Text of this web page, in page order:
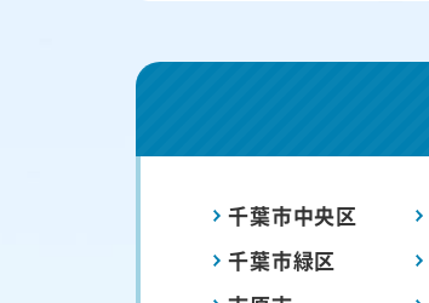
千葉市中央区
千葉市緑区